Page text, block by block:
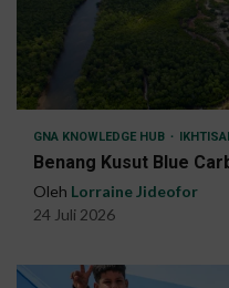
GNA KNOWLEDGE HUB
Benang Kusut Blue
Oleh Lorraine Jideofor
24 Juli 2026